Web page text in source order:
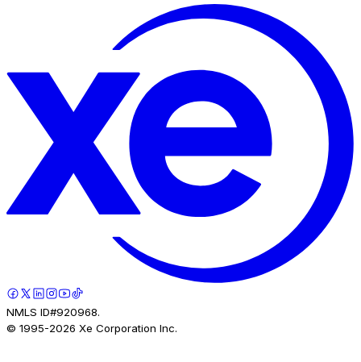
NMLS ID#920968.
© 1995-2026 Xe Corporation Inc.